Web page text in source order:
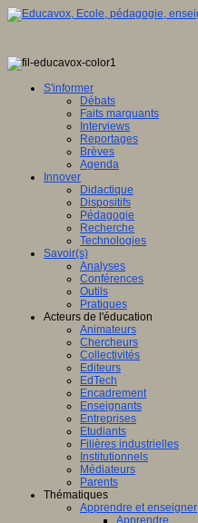
S'informer
Débats
Faits marquants
Interviews
Reportages
Brèves
Agenda
Innover
Didactique
Dispositifs
Pédagogie
Recherche
Technologies
Savoir(s)
Analyses
Conférences
Outils
Pratiques
Acteurs de l'éducation
Animateurs
Chercheurs
Collectivités
Editeurs
EdTech
Encadrement
Enseignants
Entreprises
Etudiants
Filières industrielles
Institutionnels
Médiateurs
Parents
Thématiques
Apprendre et enseigner
Apprendre